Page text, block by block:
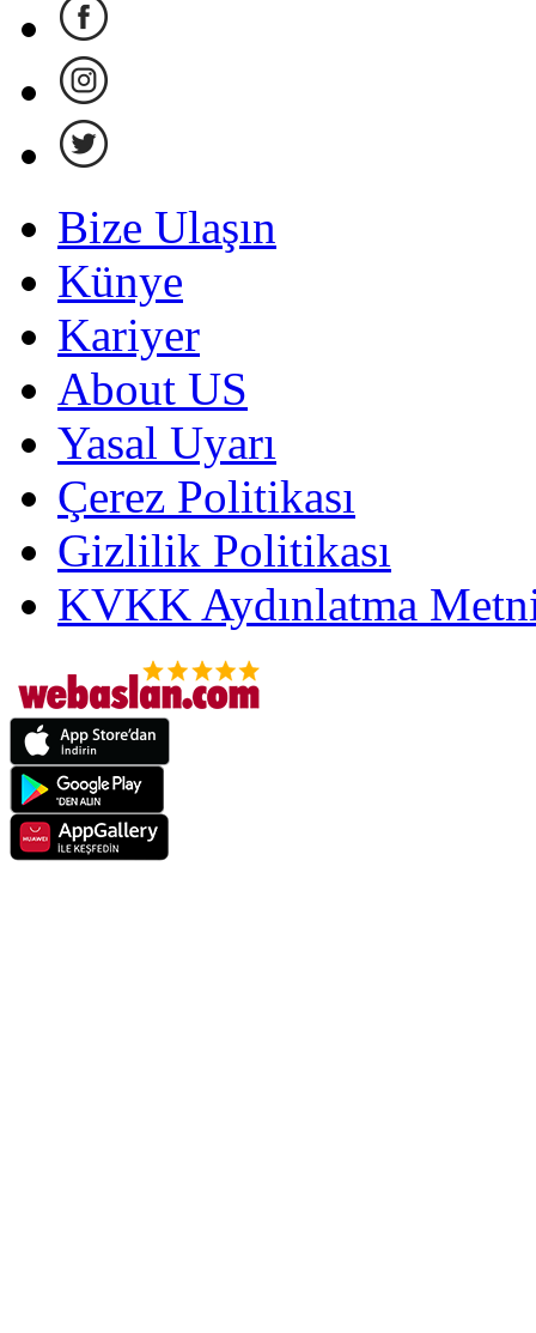
Bize Ulaşın
Künye
Kariyer
About US
Yasal Uyarı
Çerez Politikası
Gizlilik Politikası
KVKK Aydınlatma